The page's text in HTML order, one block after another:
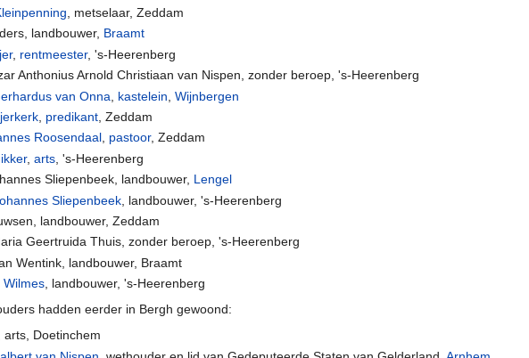
, metselaar, Zeddam
landbouwer, Braamt
, rentmeester, 's-Heerenberg
Anthonius Arnold Christiaan van Nispen, zonder beroep, 's-Heerenberg
van Onna
kastelein ,Wijnbergen
predikant , Zeddam
Roosendaal, pastoor, Zeddam
,arts , 's-Heerenberg
Sliepenbeek, landbouwer, Lengel
Sliepenbeek , landbouwer, 's-Heerenberg
landbouwer, Zeddam
Geertruida Thuis, zonder beroep, 's-Heerenberg
Wentink, landbouwer, Braamt
Wilmes , landbouwer, 's-Heerenberg
hadden eerder in Bergh gewoond:
, arts, Doetinchem